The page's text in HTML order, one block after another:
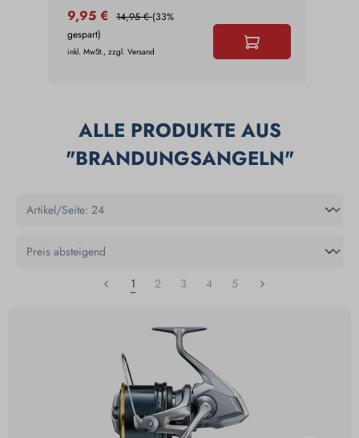
9,95 € 14,95 €(33%
gespart)
inkl. MwSt., zzgl. Versand
ALLE PRODUKTE AUS
"BRANDUNGSANGELN"
1 2 3 4 5